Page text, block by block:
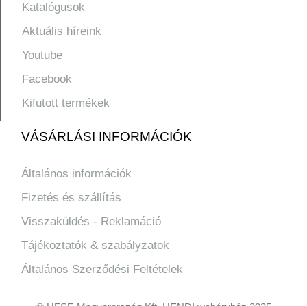
Katalógusok
Aktuális híreink
Youtube
Facebook
Kifutott termékek
VÁSÁRLÁSI INFORMÁCIÓK
Általános információk
Fizetés és szállítás
Visszaküldés - Reklamáció
Tájékoztatók & szabályzatok
Általános Szerződési Feltételek